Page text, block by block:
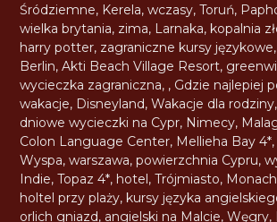
Śródziemne, Kerela,wczasy,Toruń,
wielka brytania, zima, Larnaka, kopalnia
harry potter, zagraniczne kursy językowe,
Berlin,Akti Beach Village Resort,
wycieczka zagraniczna, , Gdzie najlepiej
wakacje, Disneyland,Wakacje dla rodziny,
dniowe wycieczki na Cypr, Nimecy,
Colon Language Center, Mellieha Bay 4*
Wyspa,warszawa,powierzchnia Cypru,
Indie,Topaz 4*, hotel,Trójmiasto,
holtel przy plaży, kursy języka
orlich gniazd, angielski na Malcie,Węgry,